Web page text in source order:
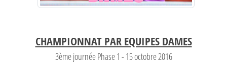
CHAMPIONNAT PAR EQUIPES DAMES
3ème journée Phase 1 - 15 octobre 2016